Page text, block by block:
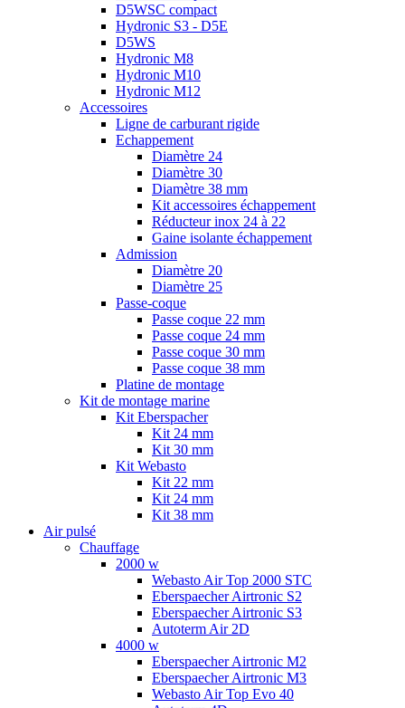
D5WSC compact
Hydronic S3 - D5E
D5WS
Hydronic M8
Hydronic M10
Hydronic M12
Accessoires
Ligne de carburant rigide
Echappement
Diamètre 24
Diamètre 30
Diamètre 38 mm
Kit accessoires échappement
Réducteur inox 24 à 22
Gaine isolante échappement
Admission
Diamètre 20
Diamètre 25
Passe-coque
Passe coque 22 mm
Passe coque 24 mm
Passe coque 30 mm
Passe coque 38 mm
Platine de montage
Kit de montage marine
Kit Eberspacher
Kit 24 mm
Kit 30 mm
Kit Webasto
Kit 22 mm
Kit 24 mm
Kit 38 mm
Air pulsé
Chauffage
2000 w
Webasto Air Top 2000 STC
Eberspaecher Airtronic S2
Eberspaecher Airtronic S3
Autoterm Air 2D
4000 w
Eberspaecher Airtronic M2
Eberspaecher Airtronic M3
Webasto Air Top Evo 40